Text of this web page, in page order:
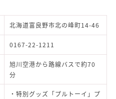
北海道富良野市北の峰町14-46
0167-22-1211
旭川空港から路線バスで約70
分
・特別グッズ「プルトーイ」プ